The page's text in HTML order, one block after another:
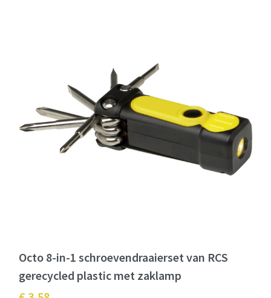
Octo 8-in-1 schroevendraaierset van RCS
gerecycled plastic met zaklamp